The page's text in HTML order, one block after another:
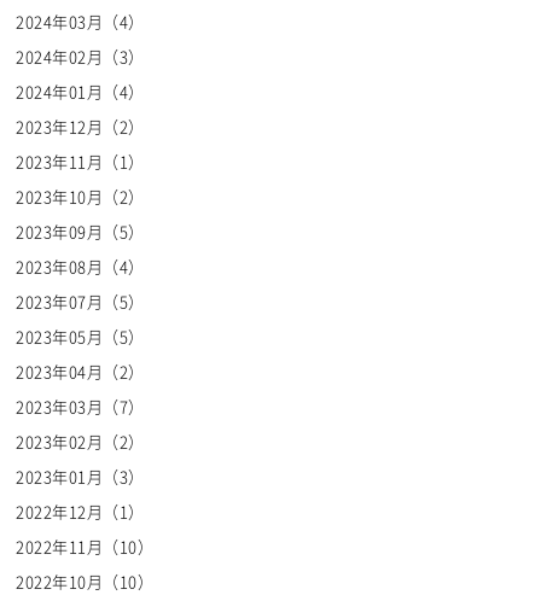
2024年03月（4）
2024年02月（3）
2024年01月（4）
2023年12月（2）
2023年11月（1）
2023年10月（2）
2023年09月（5）
2023年08月（4）
2023年07月（5）
2023年05月（5）
2023年04月（2）
2023年03月（7）
2023年02月（2）
2023年01月（3）
2022年12月（1）
2022年11月（10）
2022年10月（10）
※表示に関する詳細については、